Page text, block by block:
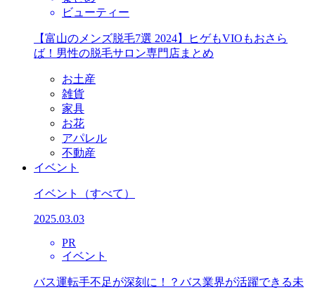
ビューティー
【富山のメンズ脱毛7選 2024】ヒゲもVIOもおさら
ば！男性の脱毛サロン専門店まとめ
お土産
雑貨
家具
お花
アパレル
不動産
イベント
イベント （すべて）
2025.03.03
PR
イベント
バス運転手不足が深刻に！？バス業界が活躍できる未